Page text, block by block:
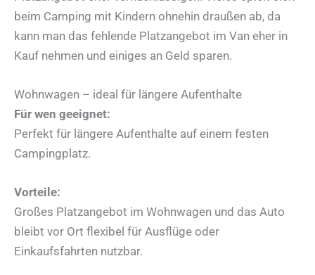
beim Camping mit Kindern ohnehin draußen ab, da
kann man das fehlende Platzangebot im Van eher in
Kauf nehmen und einiges an Geld sparen.
Wohnwagen – ideal für längere Aufenthalte
Für wen geeignet:
Perfekt für längere Aufenthalte auf einem festen
Campingplatz.
Vorteile:
Großes Platzangebot im Wohnwagen und das Auto
bleibt vor Ort flexibel für Ausflüge oder
Einkaufsfahrten nutzbar.